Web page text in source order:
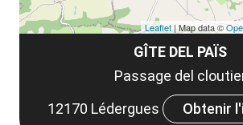
GÎTE DEL PAÏS
Passage del
12170 Lédergues
Obtenir
Leaflet | Map data ©